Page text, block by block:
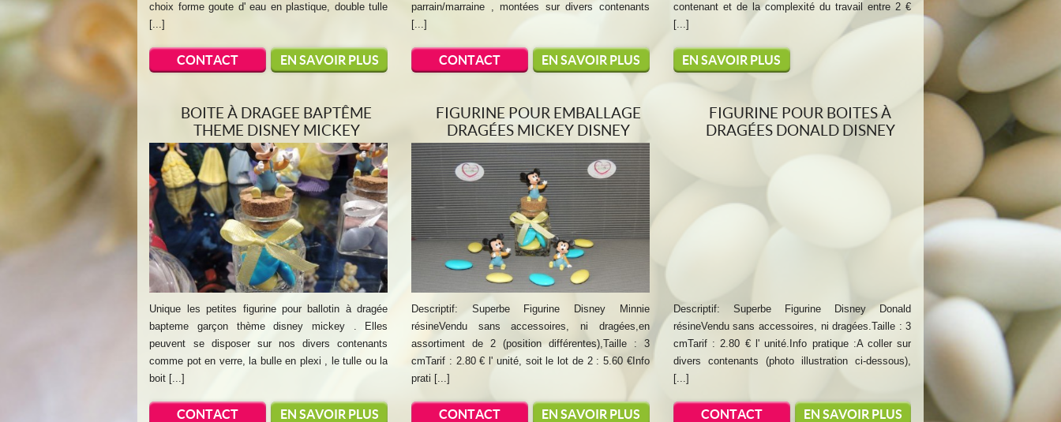
choix forme goute d' eau en plastique, double tulle
[...]
CONTACT EN SAVOIR PLUS
parrain/marraine , montées sur divers contenants
[...]
CONTACT EN SAVOIR PLUS
contenant et de la complexité du travail entre 2 €
[...]
EN SAVOIR PLUS
BOITE À DRAGEE BAPTÊME
THEME DISNEY MICKEY
Unique les petites figurine pour ballotin à dragée
bapteme garçon thème disney mickey . Elles
peuvent se disposer sur nos divers contenants
comme pot en verre, la bulle en plexi , le tulle ou la
boit [...]
CONTACT EN SAVOIR PLUS
FIGURINE POUR EMBALLAGE
DRAGÉES MICKEY DISNEY
Descriptif: Superbe Figurine Disney Minnie
résineVendu sans accessoires, ni dragées,en
assortiment de 2 (position différentes),Taille : 3
cmTarif : 2.80 € l' unité, soit le lot de 2 : 5.60 €Info
prati [...]
CONTACT EN SAVOIR PLUS
FIGURINE POUR BOITES À
DRAGÉES DONALD DISNEY
Descriptif: Superbe Figurine Disney Donald
résineVendu sans accessoires, ni dragées.Taille : 3
cmTarif : 2.80 € l' unité.Info pratique :A coller sur
divers contenants (photo illustration ci-dessous),
[...]
CONTACT EN SAVOIR PLUS